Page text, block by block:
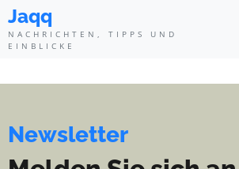
Jaqq - Nachrichten,
Jaqq
NACHRICHTEN, TIPPS UND
EINBLICKE
Newsletter